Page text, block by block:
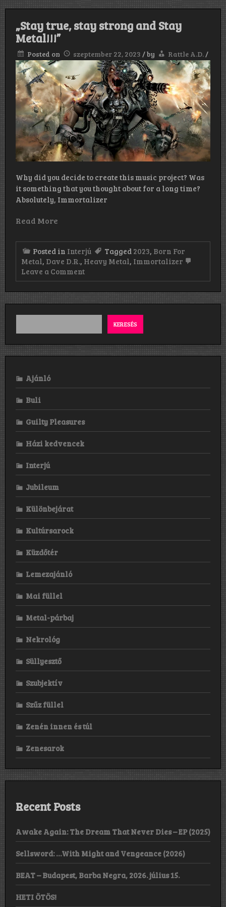
„Stay true, stay strong and Stay
Metal!!!”
Posted on szeptember 22, 2023 /by Rattle A.D./
Why did you decide to create this music project? Was
it something that you thought about for a long time?
Absolutely, Immortalizer
Read More
Posted in Interjú Tagged 2023, Born For
Metal, Dave D.R., Heavy Metal, Immortalizer
Leave a Commenton
„Stay
strong
and
Metal!!!”
KERESÉS
Ajánló
Buli
Guilty Pleasures
Házi kedvencek
Interjú
Jubileum
Különbejárat
Kultúrsarock
Küzdőtér
Lemezajánló
Mai füllel
Metal-párbaj
Nekrológ
Süllyesztő
Szubjektív
Szűz füllel
Zenén innen és túl
Zenesarok
Recent Posts
Awake Again: The Dream That Never Dies – EP (2025)
Sellsword: …With Might and Vengeance (2026)
BEAT – Budapest, Barba Negra, 2026. július 15.
HETI ÖTÖS!